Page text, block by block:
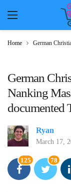
Home German
German
Nanking
documented
Ryan
March 17,
125 78